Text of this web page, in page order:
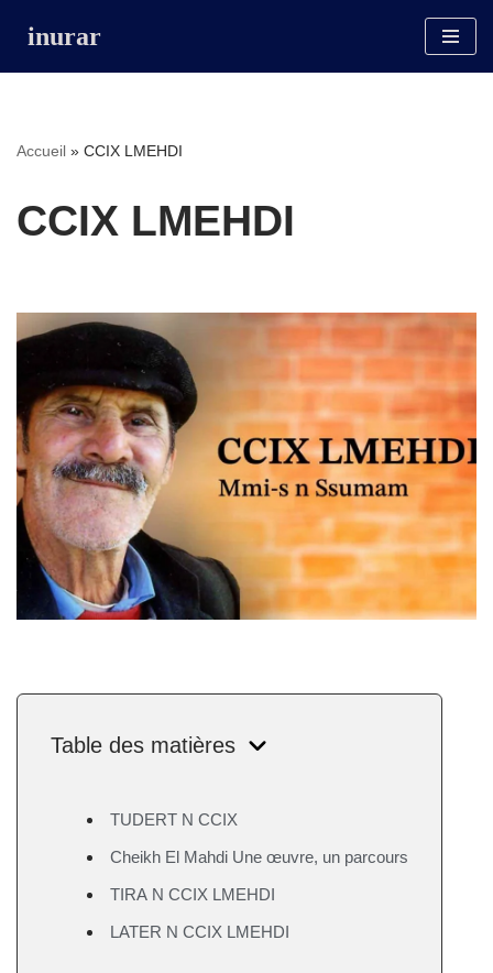
inurar
Accueil » CCIX LMEHDI
CCIX LMEHDI
Table des matières
TUDERT N CCIX
Cheikh El Mahdi Une œuvre, un parcours
TIRA N CCIX LMEHDI
LATER N CCIX LMEHDI